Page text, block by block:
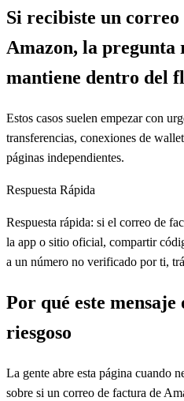
Si recibiste un
Amazon, la pregunta
mantiene dentro del
Estos casos suelen empezar con
transferencias, conexiones de
páginas independientes.
Respuesta Rápida
Respuesta rápida: si el correo de
la app o sitio oficial, compartir
a un número no verificado por ti,
Por qué este
riesgoso
La gente abre esta página cuando
sobre si un correo de factura de